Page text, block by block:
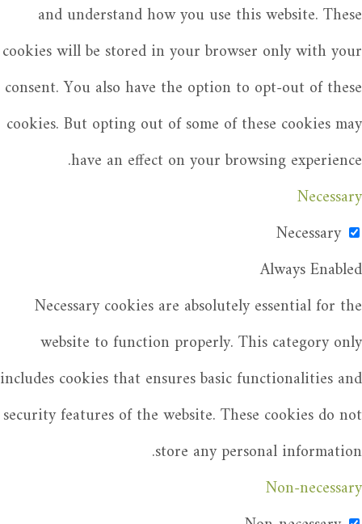
and understand how you use this website. These
cookies will be stored in your browser only with your
consent. You also have the option to opt-out of these
cookies. But opting out of some of these cookies may
have an effect on your browsing experience.
Necessary
Necessary
Always Enabled
Necessary cookies are absolutely essential for the
website to function properly. This category only
includes cookies that ensures basic functionalities and
security features of the website. These cookies do not
store any personal information.
Non-necessary